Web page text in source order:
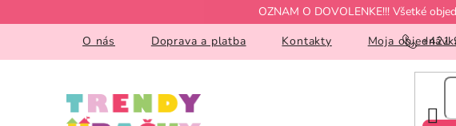
na
OZNAM O DOVOLENKE!!! Všetké
O nás
Doprava a platba Kontakty Moja +421